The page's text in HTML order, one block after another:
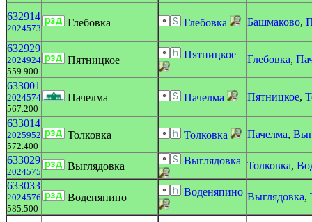
632914
2024573 Глебовка Глебовка Башмаково,
632929
2024924
559.900
Пятницкое Пятницкое Глебовка,
633001
2024574
567.200
Пачелма Пачелма Пятницкое,
633014
2025952
572.400
Толковка Толковка Пачелма,
633029
2024575 Выглядовка Выглядовка Толковка,
633033
2024576
585.500
Воденяпино Воденяпино Выглядовка,